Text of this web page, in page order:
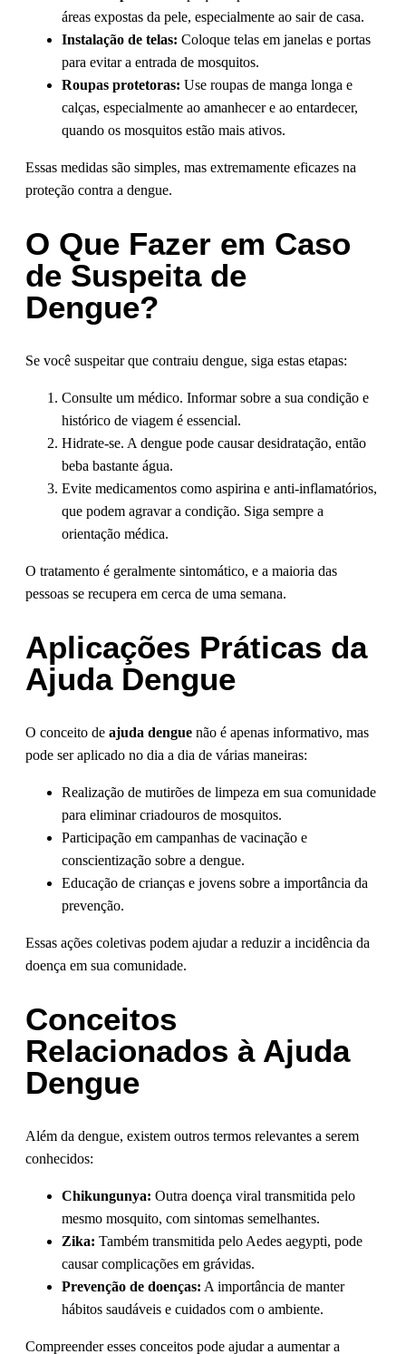
áreas expostas da pele, especialmente ao sair de casa.
Instalação de telas: Coloque telas em janelas e portas
para evitar a entrada de mosquitos.
Roupas protetoras: Use roupas de manga longa e
calças, especialmente ao amanhecer e ao entardecer,
quando os mosquitos estão mais ativos.
Essas medidas são simples, mas extremamente eficazes na
proteção contra a dengue.
O Que Fazer em Caso
de Suspeita de
Dengue?
Se você suspeitar que contraiu dengue, siga estas etapas:
Consulte um médico. Informar sobre a sua condição e
histórico de viagem é essencial.
Hidrate-se. A dengue pode causar desidratação, então
beba bastante água.
Evite medicamentos como aspirina e anti-inflamatórios,
que podem agravar a condição. Siga sempre a
orientação médica.
O tratamento é geralmente sintomático, e a maioria das
pessoas se recupera em cerca de uma semana.
Aplicações Práticas da
Ajuda Dengue
O conceito de ajuda dengue não é apenas informativo, mas
pode ser aplicado no dia a dia de várias maneiras:
Realização de mutirões de limpeza em sua comunidade
para eliminar criadouros de mosquitos.
Participação em campanhas de vacinação e
conscientização sobre a dengue.
Educação de crianças e jovens sobre a importância da
prevenção.
Essas ações coletivas podem ajudar a reduzir a incidência da
doença em sua comunidade.
Conceitos
Relacionados à Ajuda
Dengue
Além da dengue, existem outros termos relevantes a serem
conhecidos:
Chikungunya: Outra doença viral transmitida pelo
mesmo mosquito, com sintomas semelhantes.
Zika: Também transmitida pelo Aedes aegypti, pode
causar complicações em grávidas.
Prevenção de doenças: A importância de manter
hábitos saudáveis e cuidados com o ambiente.
Compreender esses conceitos pode ajudar a aumentar a